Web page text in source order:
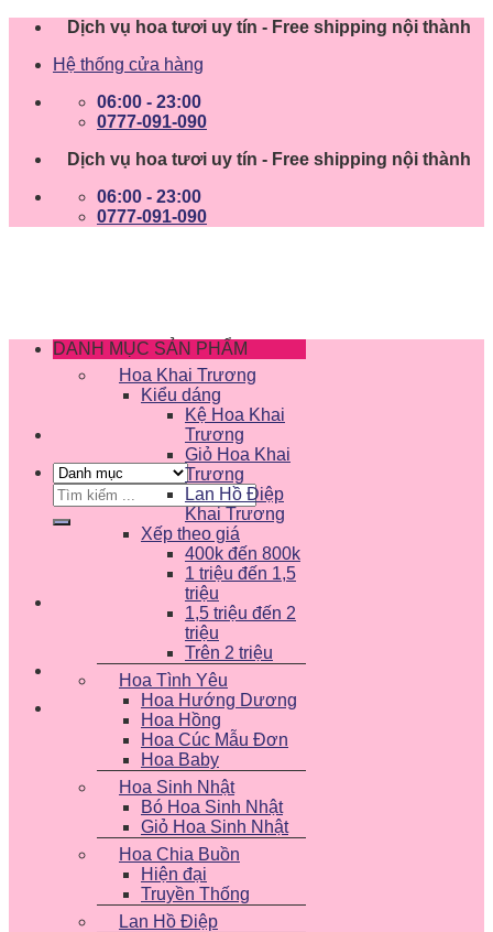
Skip
content
Dịch vụ hoa tươi uy tín - Free shipping nội thành
Hệ thống cửa hàng
06:00 - 23:00
0777-091-090
Dịch vụ hoa tươi uy tín - Free shipping nội thành
06:00 - 23:00
0777-091-090
Tìm
kiếm:
DANH MỤC SẢN PHẨM
Hoa Khai Trương
Kiểu dáng
Kệ Hoa Khai
Trương
Giỏ Hoa Khai
Trương
Lan Hồ Điệp
Khai Trương
Xếp theo giá
400k đến 800k
1 triệu đến 1,5
triệu
1,5 triệu đến 2
triệu
Trên 2 triệu
Hoa Tình Yêu
Hoa Hướng Dương
Hoa Hồng
Hoa Cúc Mẫu Đơn
Hoa Baby
Hoa Sinh Nhật
Bó Hoa Sinh Nhật
Giỏ Hoa Sinh Nhật
Hoa Chia Buồn
Hiện đại
Truyền Thống
Lan Hồ Điệp